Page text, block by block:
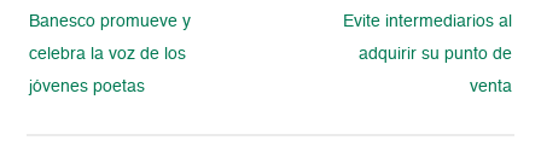
Banesco promueve y
celebra la voz de los
jóvenes poetas
Evite intermediarios al
adquirir su punto de
venta